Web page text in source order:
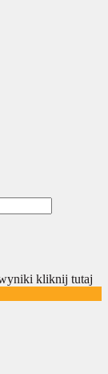
kliknij tutaj